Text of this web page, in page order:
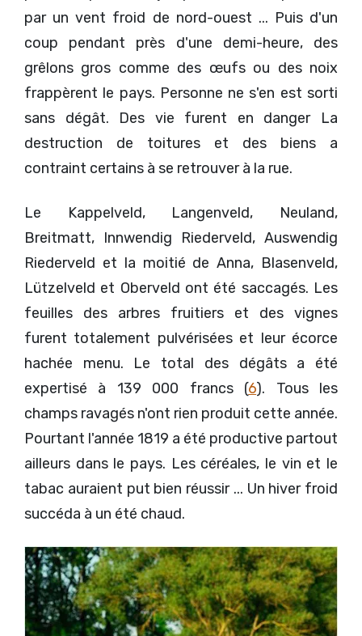
par un vent froid de nord-ouest ... Puis d'un
coup pendant près d'une demi-heure, des
grêlons gros comme des œufs ou des noix
frappèrent le pays. Personne ne s'en est sorti
sans dégât. Des vie furent en danger La
destruction de toitures et des biens a
contraint certains à se retrouver à la rue.
Le Kappelveld, Langenveld, Neuland,
Breitmatt, Innwendig Riederveld, Auswendig
Riederveld et la moitié de Anna, Blasenveld,
Lützelveld et Oberveld ont été saccagés. Les
feuilles des arbres fruitiers et des vignes
furent totalement pulvérisées et leur écorce
hachée menu. Le total des dégâts a été
expertisé à 139 000 francs (6). Tous les
champs ravagés n'ont rien produit cette année.
Pourtant l'année 1819 a été productive partout
ailleurs dans le pays. Les céréales, le vin et le
tabac auraient put bien réussir ... Un hiver froid
succéda à un été chaud.